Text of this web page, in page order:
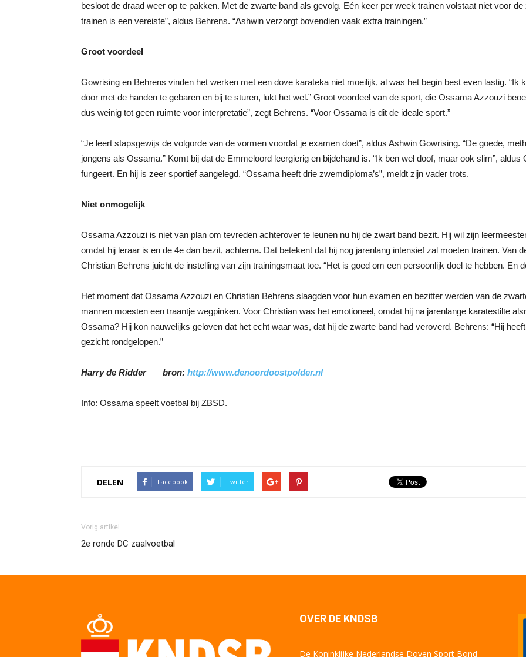
besloot de draad weer op te pakken. Met de zwarte band als gevolg. Eén keer per week trainen volstaat niet voor
trainen is een vereiste”, aldus Behrens. “Ashwin verzorgt bovendien vaak extra trainingen.”
Groot voordeel
Gowrising en Behrens vinden het werken met een dove karateka niet moeilijk, al was het begin best even lastig. “Ik
door met de handen te gebaren en bij te sturen, lukt het wel.” Groot voordeel van de sport, die Ossama Azzouzi
dus weinig tot geen ruimte voor interpretatie”, zegt Behrens. “Voor Ossama is dit de ideale sport.”
“Je leert stapsgewijs de volgorde van de vormen voordat je examen doet”, aldus Ashwin Gowrising. “De goede,
jongens als Ossama.” Komt bij dat de Emmeloord leergierig en bijdehand is. “Ik ben wel doof, maar ook slim”,
fungeert. En hij is zeer sportief aangelegd. “Ossama heeft drie zwemdiploma’s”, meldt zijn vader trots.
Niet onmogelijk
Ossama Azzouzi is niet van plan om tevreden achterover te leunen nu hij de zwart band bezit. Hij wil zijn
omdat hij leraar is en de 4e dan bezit, achterna. Dat betekent dat hij nog jarenlang intensief zal moeten trainen. Van
Christian Behrens juicht de instelling van zijn trainingsmaat toe. “Het is goed om een persoonlijk doel te hebben. En
Het moment dat Ossama Azzouzi en Christian Behrens slaagden voor hun examen en bezitter werden van de
mannen moesten een traantje wegpinken. Voor Christian was het emotioneel, omdat hij na jarenlange karatestilte
Ossama? Hij kon nauwelijks geloven dat het echt waar was, dat hij de zwarte band had veroverd. Behrens: “Hij
gezicht rondgelopen.”
Harry de Ridder bron: http://www.denoordoostpolder.nl
Info: Ossama speelt voetbal bij ZBSD.
DELEN Facebook Twitter
Vorig artikel
2e ronde DC zaalvoetbal
OVER DE KNDSB
De Koninklijke Nederlandse Doven Sport Bond